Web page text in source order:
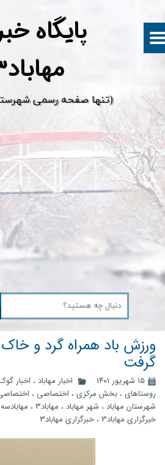
پایگاه
​(تنها صفحه رسمی
ورزش باد همراه گرد و خاک
گرفت
۱۵ شهریور ۱۴۰۱ اخبار مهاباد ، اخبار
روستاهای ، بخش مرکزی ، اختصاصی ،
شهرستان مهاباد ، شهر مهاباد ، مهاباد3 ، مهابادسه
خبرگزاری مهاباد3
، خبرگزاری مهاباد۳